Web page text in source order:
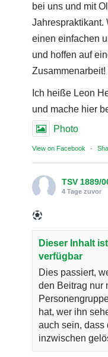
bei uns und mit
Jahrespraktikant.
einen einfachen
und hoffen auf
Zusammenarbeit!
Ich heiße Leon
und mache hier
Photo
View on Facebook ·
TSV 1889/
4 Tage zuvor
Dieser Inhalt
verfügbar
Dies passiert,
den Beitrag nur
hat, wer ihn
auch sein, dass
inzwischen